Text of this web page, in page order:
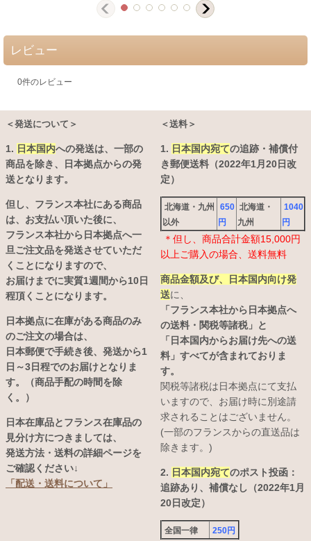
レビュー
0件のレビュー
＜発送について＞
1. 日本国内への発送は、 一部の
商品を除き、日本拠点からの発
送となります。
但し、フランス本社にある商品
は、お支払い頂いた後に、
フランス本社から日本拠点へ一
旦ご注文品を発送させていただ
くことになりますので、
お届けまでに実質1週間から10日
程頂くことになります。
日本拠点に在庫がある商品のみ
のご注文の場合は、
日本郵便で手続き後、発送から1
日～3日程でのお届けとなりま
す。（商品手配の時間を除
く。）
日本在庫品とフランス在庫品の
見分け方につきましては、
発送方法・送料の詳細ページを
ご確認ください↓
「配送・送料について」
＜送料＞
1. 日本国内宛ての追跡・補償付
き郵便送料（2022年1月20日改
定）
北海道・九州
以外
650
円
北海道・
九州
1040
円
＊但し、商品合計金額15,000円
以上ご購入の場合、送料無料
商品金額及び、日本国内向け発
送に、
「フランス本社から日本拠点へ
の送料・関税等諸税」と
「日本国内からお届け先への送
料」すべてが含まれておりま
す。
関税等諸税は日本拠点にて支払
いますので、お届け時に別途請
求されることはございません。
(一部のフランスからの直送品は
除きます。)
2. 日本国内宛てのポスト投函：
追跡あり、補償なし（2022年1月
20日改定）
全国一律 250円